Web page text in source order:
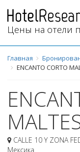
Цены на отели
Главная
ENCANTO CORTO
CALLE 10 Y ZONA
Мексика